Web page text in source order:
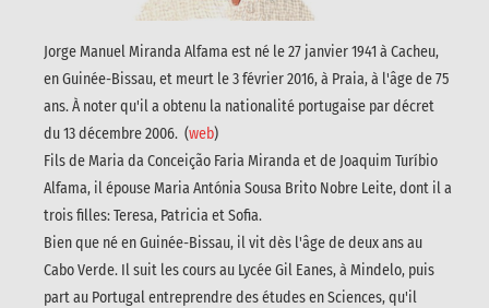
Jorge Manuel Miranda Alfama est né le 27 janvier 1941 à Cacheu,
en Guinée-Bissau, et meurt le 3 février 2016, à Praia, à l'âge de 75
ans. À noter qu'il a obtenu la nationalité portugaise par décret
du 13 décembre 2006. (web)
Fils de Maria da Conceição Faria Miranda et de Joaquim Turíbio
Alfama, il épouse Maria Antónia Sousa Brito Nobre Leite, dont il a
trois filles: Teresa, Patricia et Sofia.
Bien que né en Guinée-Bissau, il vit dès l'âge de deux ans au
Cabo Verde. Il suit les cours au Lycée Gil Eanes, à Mindelo, puis
part au Portugal entreprendre des études en Sciences, qu'il